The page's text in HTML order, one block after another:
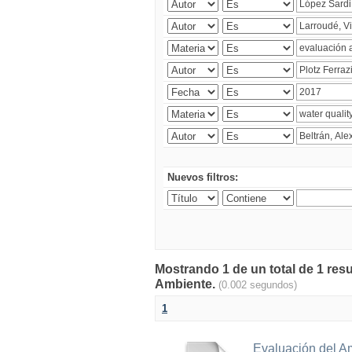
Nuevos filtros:
Mostrando 1 de un total de 1
Ambiente. (0.002 segundos)
1
Evaluación del